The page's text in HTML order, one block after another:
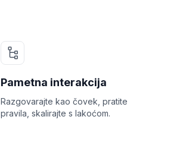
Pametna interakcija
Razgovarajte kao čovek, pratite
pravila, skalirajte s lakoćom.